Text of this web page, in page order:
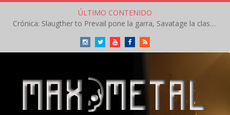
ÚLTIMO CONTENIDO
Crónica: Slaugther to Prevail pone la garra, Savatage la clase en la apertura del Leyendas del Rock – Miércoles – Agosto 2026
InstagramTwitterYoutubeFacebookRSS